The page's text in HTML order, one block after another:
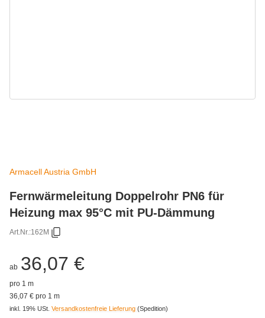
Armacell Austria GmbH
Fernwärmeleitung Doppelrohr PN6 für
Heizung max 95°C mit PU-Dämmung
Art.Nr.:162M
ab 36,07 €
pro 1 m
36,07 € pro 1 m
inkl. 19% USt. Versandkostenfreie Lieferung (Spedition)